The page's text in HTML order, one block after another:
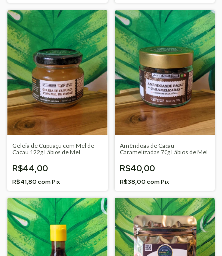
Geleia de Cupuaçu com Mel de
Cacau 122g Lábios de Mel
R$44,00
R$41,80comPix
Amêndoas de Cacau
Caramelizadas 70g Lábios de Mel
R$40,00
R$38,00comPix